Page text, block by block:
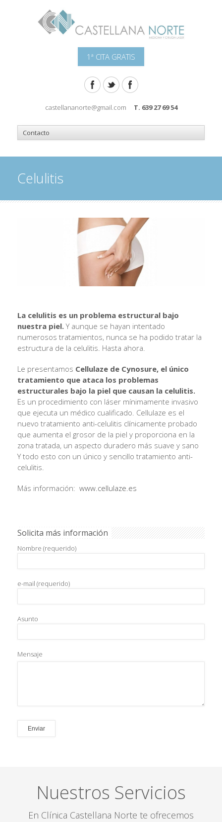
1ª CITA GRATIS
castellananorte@gmail.com T. 639 27 69 54
Celulitis
La celulitis es un problema estructural bajo
nuestra piel.Y aunque se hayan intentado
numerosos tratamientos, nunca se ha podido tratar la
estructura de la celulitis. Hasta ahora.
Le presentamos Cellulaze de Cynosure, el único
tratamiento que ataca los problemas
estructurales bajo la piel que causan la celulitis.
Es un procedimiento con láser mínimamente invasivo
que ejecuta un médico cualificado. Cellulaze es el
nuevo tratamiento anti-celulitis clínicamente probado
que aumenta el grosor de la piel y proporciona en la
zona tratada, un aspecto duradero más suave y sano
Y todo esto con un único y sencillo tratamiento anti-
celulitis.
Más información: www.cellulaze.es
Solicita más información
Nombre (requerido)
e-mail (requerido)
Asunto
Mensaje
Nuestros Servicios
En Clínica Castellana Norte te ofrecemos